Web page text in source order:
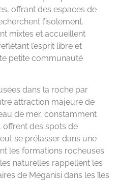
offrant des espaces de
l’isolement.
mixtes et accueillent
l’esprit libre et
petite communauté
dans la roche par
attraction majeure de
de mer, constamment
offrent des spots de
se prélasser dans une
les formations rocheuses
naturelles rappellent les
de Meganisi dans les îles